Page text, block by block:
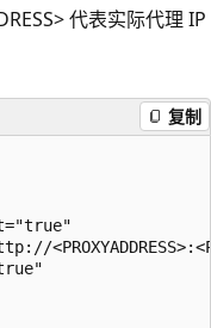
代表实际代理 IP
复制